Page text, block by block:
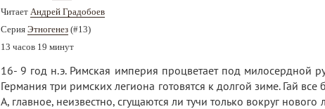
Читает Андрей Градобоев
Серия Этногенез (#13)
13 часов 19 минут
16- 9 год н.э. Римская империя процветает под милосердной
Германия три римских легиона готовятся к долгой зиме. Гай
А, главное, неизвестно, сгущаются ли тучи только вокруг